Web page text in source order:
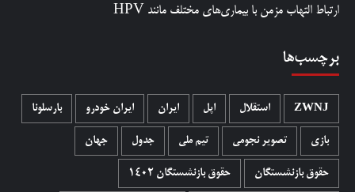
ارتباط التهاب مزمن با بیماری‌های مختلف مانند HPV
برچسب‌ها
ZWNJ استقلال اپل ایران ایران خودرو بارسلونا
بازی تصویر نجومی تیم ملی جدول جهان
حقوق بازنشستگان حقوق بازنشستگان 1402